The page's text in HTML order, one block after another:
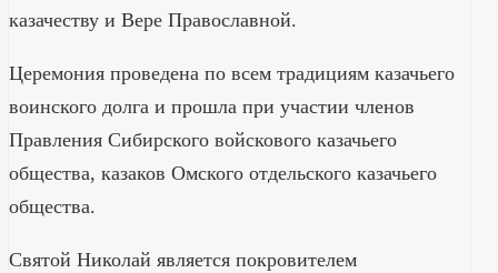
казачеству и Вере Православной.
Церемония проведена по всем традициям казачьего
воинского долга и прошла при участии членов
Правления Сибирского войскового казачьего
общества, казаков Омского отдельского казачьего
общества.
Святой Николай является покровителем